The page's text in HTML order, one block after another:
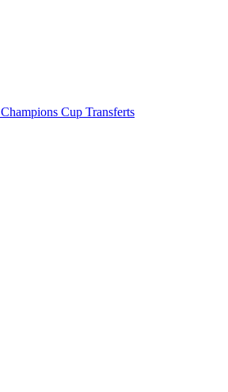
Champions Cup Transferts